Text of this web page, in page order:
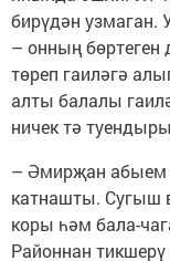
бирүдән узмаган.
– онның
төреп гаиләгә
алты балалы
ничек тә
– Әмирҗан абыем
катнашты. Сугыш
коры һәм бала-
Районнан